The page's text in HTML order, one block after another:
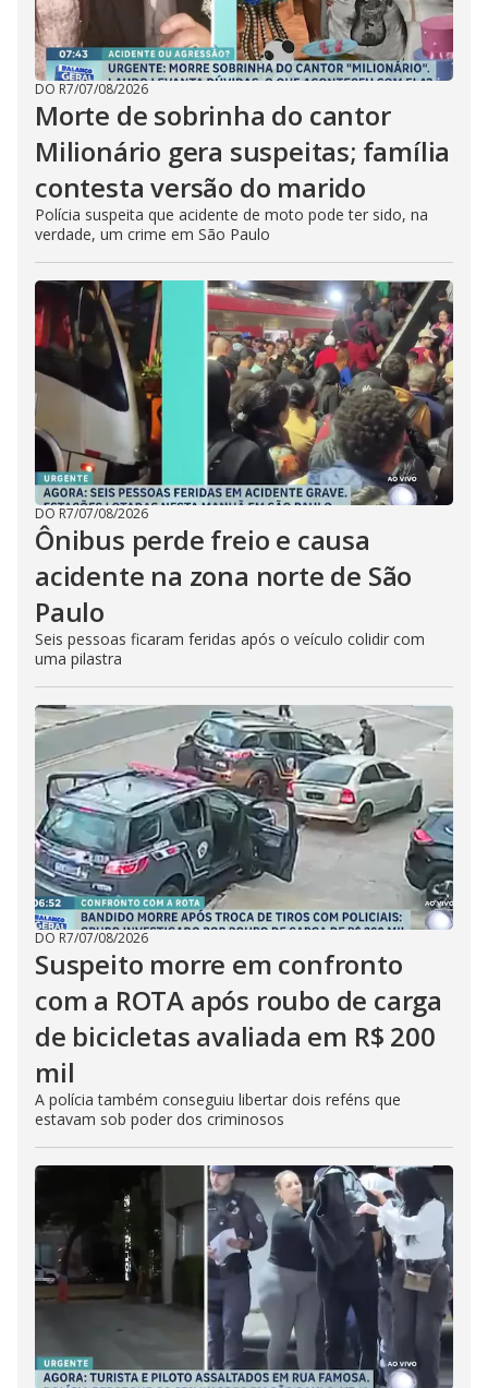
DO R7/07/08/2026
Morte de sobrinha do cantor
Milionário gera suspeitas; família
contesta versão do marido
Polícia suspeita que acidente de moto pode ter sido, na
verdade, um crime em São Paulo
DO R7/07/08/2026
Ônibus perde freio e causa
acidente na zona norte de São
Paulo
Seis pessoas ficaram feridas após o veículo colidir com
uma pilastra
DO R7/07/08/2026
Suspeito morre em confronto
com a ROTA após roubo de carga
de bicicletas avaliada em R$ 200
mil
A polícia também conseguiu libertar dois reféns que
estavam sob poder dos criminosos